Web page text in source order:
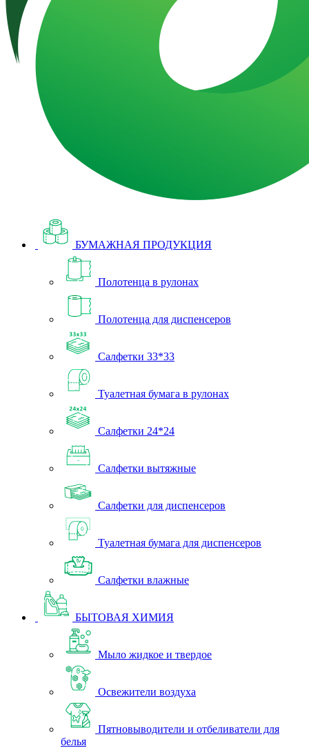
БУМАЖНАЯ ПРОДУКЦИЯ
Полотенца в рулонах
Полотенца для диспенсеров
Салфетки 33*33
Туалетная бумага в рулонах
Салфетки 24*24
Салфетки вытяжные
Салфетки для диспенсеров
Туалетная бумага для диспенсеров
Салфетки влажные
БЫТОВАЯ ХИМИЯ
Мыло жидкое и твердое
Освежители воздуха
Пятновыводители и отбеливатели для
белья